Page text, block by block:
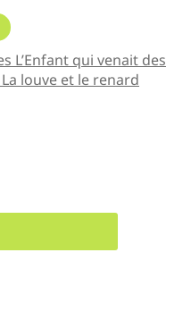
L’Enfant qui venait des
La louve et le renard